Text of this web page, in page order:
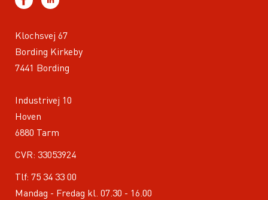
Klochsvej 67
Bording Kirkeby
7441 Bording
Industrivej 10
Hoven
6880 Tarm
CVR: 33053924
Tlf: 75 34 33 00
Mandag - Fredag kl. 07.30 - 16.00